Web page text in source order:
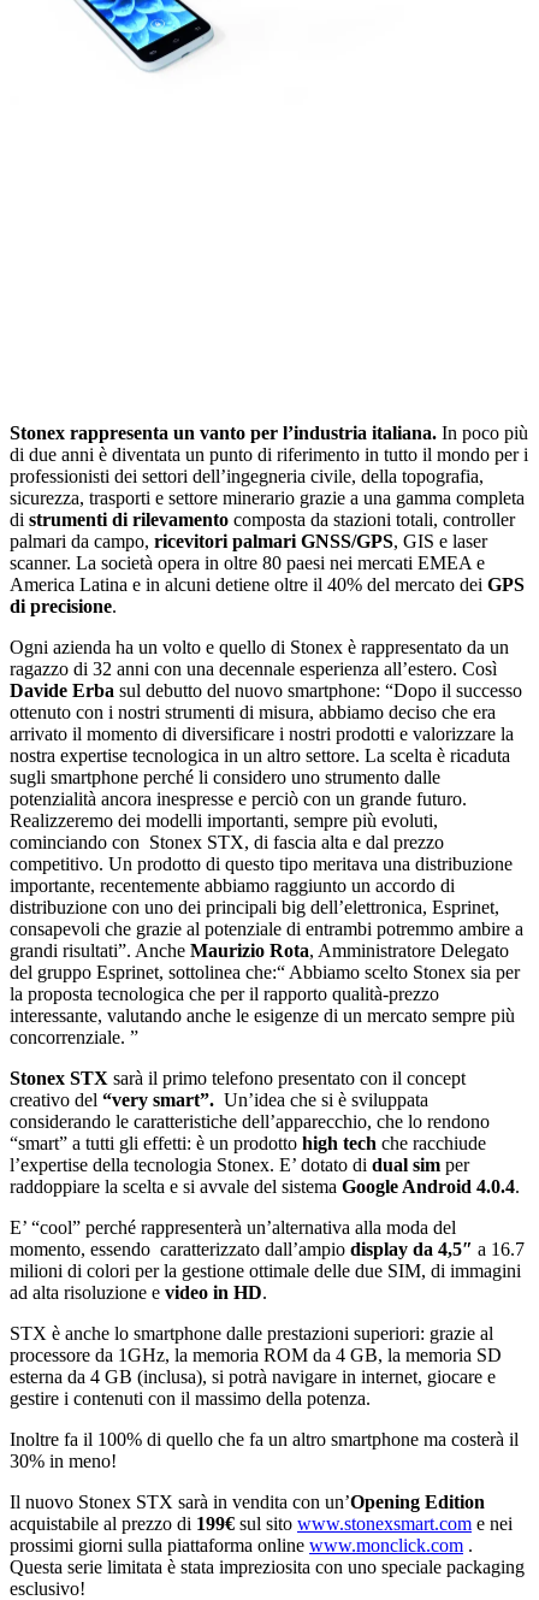
Stonex rappresenta un vanto per l’industria italiana. In poco più
di due anni è diventata un punto di riferimento in tutto il mondo per i
professionisti dei settori dell’ingegneria civile, della topografia,
sicurezza, trasporti e settore minerario grazie a una gamma completa
di strumenti di rilevamento composta da stazioni totali, controller
palmari da campo, ricevitori palmari GNSS/GPS, GIS e laser
scanner. La società opera in oltre 80 paesi nei mercati EMEA e
America Latina e in alcuni detiene oltre il 40% del mercato dei GPS
di precisione.
Ogni azienda ha un volto e quello di Stonex è rappresentato da un
ragazzo di 32 anni con una decennale esperienza all’estero. Così
Davide Erba sul debutto del nuovo smartphone: “Dopo il successo
ottenuto con i nostri strumenti di misura, abbiamo deciso che era
arrivato il momento di diversificare i nostri prodotti e valorizzare la
nostra expertise tecnologica in un altro settore. La scelta è ricaduta
sugli smartphone perché li considero uno strumento dalle
potenzialità ancora inespresse e perciò con un grande futuro.
Realizzeremo dei modelli importanti, sempre più evoluti,
cominciando con Stonex STX, di fascia alta e dal prezzo
competitivo. Un prodotto di questo tipo meritava una distribuzione
importante, recentemente abbiamo raggiunto un accordo di
distribuzione con uno dei principali big dell’elettronica, Esprinet,
consapevoli che grazie al potenziale di entrambi potremmo ambire a
grandi risultati”. Anche Maurizio Rota, Amministratore Delegato
del gruppo Esprinet, sottolinea che:“ Abbiamo scelto Stonex sia per
la proposta tecnologica che per il rapporto qualità-prezzo
interessante, valutando anche le esigenze di un mercato sempre più
concorrenziale. ”
Stonex STX sarà il primo telefono presentato con il concept
creativo del “very smart”. Un’idea che si è sviluppata
considerando le caratteristiche dell’apparecchio, che lo rendono
“smart” a tutti gli effetti: è un prodotto high tech che racchiude
l’expertise della tecnologia Stonex. E’ dotato di dual sim per
raddoppiare la scelta e si avvale del sistema Google Android 4.0.4.
E’ “cool” perché rappresenterà un’alternativa alla moda del
momento, essendo caratterizzato dall’ampio display da 4,5″ a 16.7
milioni di colori per la gestione ottimale delle due SIM, di immagini
ad alta risoluzione e video in HD.
STX è anche lo smartphone dalle prestazioni superiori: grazie al
processore da 1GHz, la memoria ROM da 4 GB, la memoria SD
esterna da 4 GB (inclusa), si potrà navigare in internet, giocare e
gestire i contenuti con il massimo della potenza.
Inoltre fa il 100% di quello che fa un altro smartphone ma costerà il
30% in meno!
Il nuovo Stonex STX sarà in vendita con un’Opening Edition
acquistabile al prezzo di 199€ sul sito www.stonexsmart.com e nei
prossimi giorni sulla piattaforma online www.monclick.com .
Questa serie limitata è stata impreziosita con uno speciale packaging
esclusivo!